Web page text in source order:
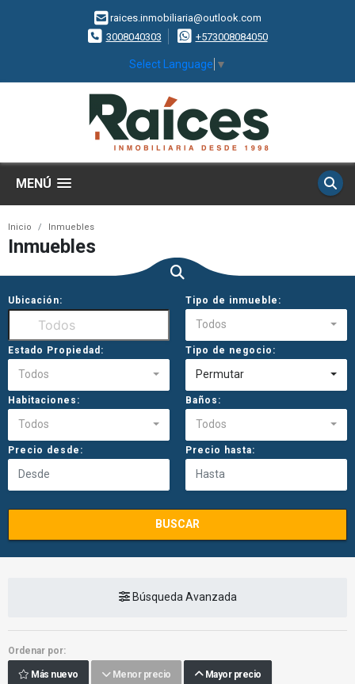
raices.inmobiliaria@outlook.com
3008040303
+573008084050
Select Language ▼
MENÚ
Inicio Inmuebles
Inmuebles
Ubicación: Tipo de inmueble:
Todos
Estado Propiedad:
Todos
Tipo de negocio:
Permutar
Habitaciones:
Todos
Baños:
Todos
Precio desde: Precio hasta:
BUSCAR
Búsqueda Avanzada
Ordenar por:
Más nuevo Menor precio Mayor precio